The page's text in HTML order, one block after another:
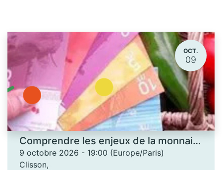
OCT.
09
Comprendre les enjeux de la monnaie locale - Les Ateliers des savoirs
9 octobre 2026 - 19:00 (Europe/Paris)
Clisson,